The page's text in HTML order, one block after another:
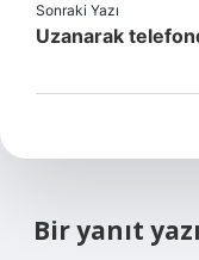
Sonraki Yazı
Uzanarak
Bir yanıt